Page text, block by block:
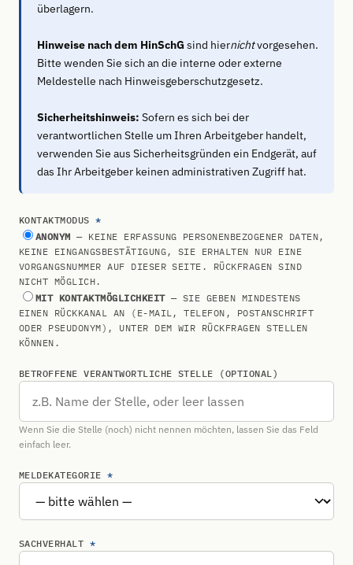
überlagern.
Hinweise nach dem HinSchG sind hiernichtvorgesehen.
Bitte wenden Sie sich an die interne oder externe
Meldestelle nach Hinweisgeberschutzgesetz.
Sicherheitshinweis: Sofern es sich bei der
verantwortlichen Stelle um Ihren Arbeitgeber handelt,
verwenden Sie aus Sicherheitsgründen ein Endgerät, auf
das Ihr Arbeitgeber keinen administrativen Zugriff hat.
KONTAKTMODUS*
ANONYM — KEINE ERFASSUNG PERSONENBEZOGENER DATEN,
KEINE EINGANGSBESTÄTIGUNG, SIE ERHALTEN NUR EINE
VORGANGSNUMMER AUF DIESER SEITE. RÜCKFRAGEN SIND
NICHT MÖGLICH.
MIT KONTAKTMÖGLICHKEIT— SIE GEBEN MINDESTENS
EINEN RÜCKKANAL AN (E-MAIL, TELEFON, POSTANSCHRIFT
ODER PSEUDONYM), UNTER DEM WIR RÜCKFRAGEN STELLEN
KÖNNEN.
BETROFFENE VERANTWORTLICHE STELLE (OPTIONAL)
Wenn Sie die Stelle (noch) nicht nennen möchten, lassen Sie das Feld
einfach leer.
MELDEKATEGORIE*
SACHVERHALT *